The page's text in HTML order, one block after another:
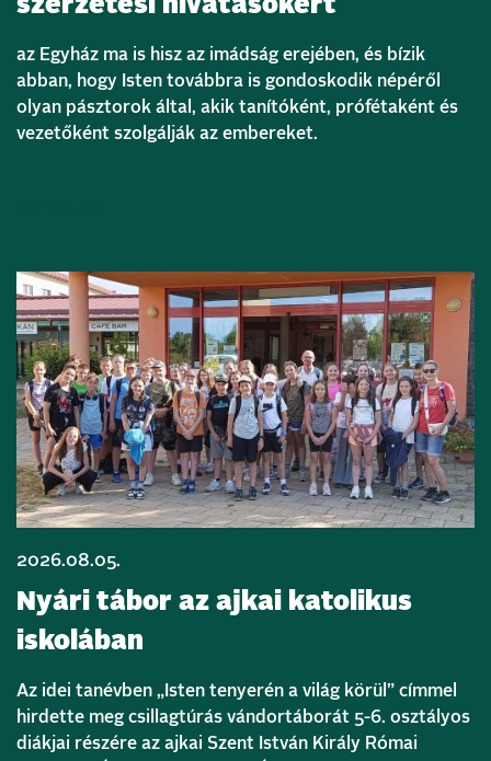
az Egyház ma is hisz az imádság erejében, és bízik
abban, hogy Isten továbbra is gondoskodik népéről
olyan pásztorok által, akik tanítóként, prófétaként és
vezetőként szolgálják az embereket.
2026.08.05.
Nyári tábor az ajkai katolikus
iskolában
Az idei tanévben „Isten tenyerén a világ körül” címmel
hirdette meg csillagtúrás vándortáborát 5-6. osztályos
diákjai részére az ajkai Szent István Király Római